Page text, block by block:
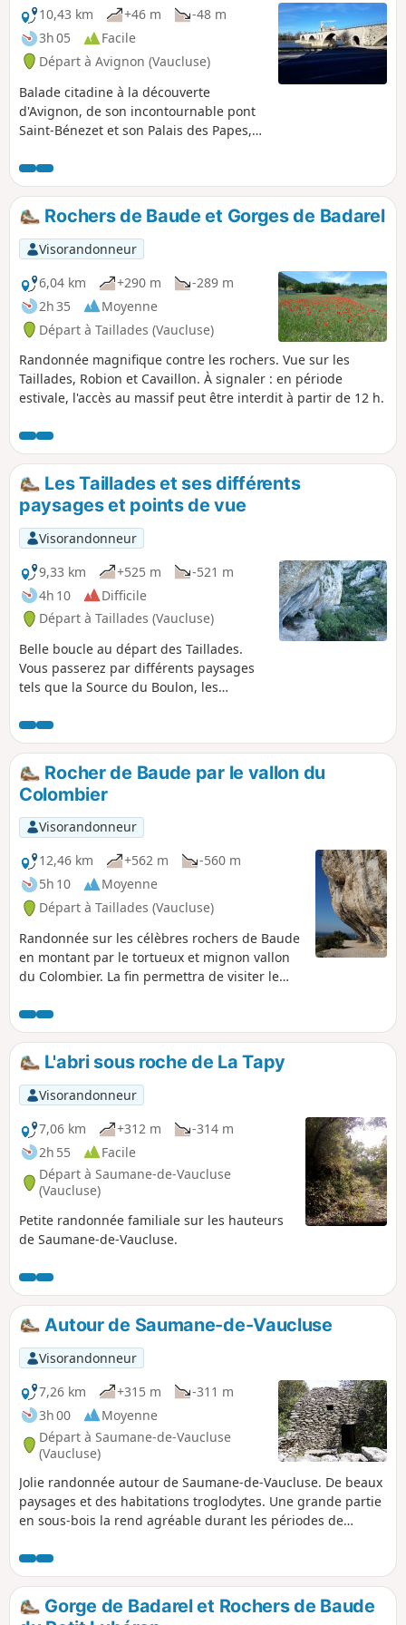
10,43 km +46 m
-48 m
3h 05
Facile
Départ à Avignon (Vaucluse)
Balade citadine à la découverte
d'Avignon, de son incontournable pont
Saint-Bénezet et son Palais des Papes,
historiques moins connus qui valent le
détour.
Rochers de Baude et Gorges de Badarel
Visorandonneur
6,04 km
+290 m
-289 m
2h 35
Moyenne
Départ à Taillades (Vaucluse)
Randonnée magnifique contre les rochers. Vue sur les
Taillades, Robion et Cavaillon. À signaler : en période
estivale, l'accès au massif peut être interdit à partir de 12 h.
Les Taillades et ses différents
paysages et points de vue
Visorandonneur
9,33 km
+525 m
-521 m
4h 10
Difficile
Départ à Taillades (Vaucluse)
Belle boucle au départ des Taillades.
Vous passerez par différents paysages
tels que la Source du Boulon, les
Baude et les Gorges de Badarel, le Canal
de Carpentras et la découverte de la
vieille ville. À réserver aux personnes ne
souffrant pas du vertige. Voir chapitre
informations pratiques.
Rocher de Baude par le vallon du
Colombier
Visorandonneur
12,46 km
+562 m
-560 m
5h 10
Moyenne
Départ à Taillades (Vaucluse)
Randonnée sur les célèbres rochers de Baude
en montant par le tortueux et mignon vallon
du Colombier. La fin permettra de visiter le
randonnée aux multiples facettes.
L'abri sous roche de La Tapy
Visorandonneur
7,06 km
+312 m
-314 m
2h 55
Facile
Départ à Saumane-de-Vaucluse
(Vaucluse)
Petite randonnée familiale sur les hauteurs
de Saumane-de-Vaucluse.
Autour de Saumane-de-Vaucluse
Visorandonneur
7,26 km
+315 m
-311 m
3h 00
Moyenne
Départ à Saumane-de-Vaucluse
(Vaucluse)
Jolie randonnée autour de Saumane-de-Vaucluse. De beaux
paysages et des habitations troglodytes. Une grande partie
en sous-bois la rend agréable durant les périodes de
Gorge de Badarel et Rochers de Baude